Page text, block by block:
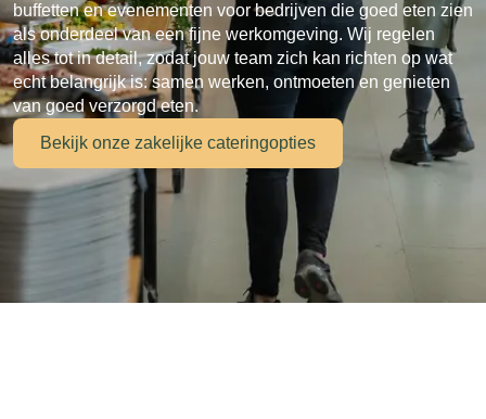
buffetten en evenementen voor bedrijven die goed eten zien
als onderdeel van een fijne werkomgeving. Wij regelen
alles tot in detail, zodat jouw team zich kan richten op wat
echt belangrijk is: samen werken, ontmoeten en genieten
van goed verzorgd eten.
Bekijk onze zakelijke cateringopties